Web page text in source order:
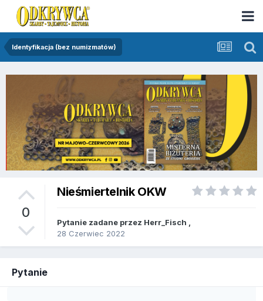
Identyfikacja (bez numizmatów)
0
Nieśmiertelnik OKW
Pytanie zadane przez Herr_Fisch
28 Czerwiec 2022
Pytanie